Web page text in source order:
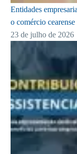
Entidades
o comércio cearense
23 de julho de 2026